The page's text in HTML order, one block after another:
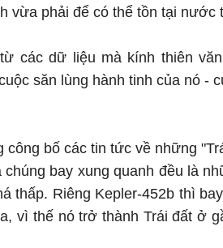
vừa phải để có thể tồn tại nước
các dữ liệu mà kính thiên
săn lùng hành tinh của nó -
công bố các tin tức về những
bay xung quanh đều là
thấp. Riêng Kepler-452b thì
vì thế nó trở thành Trái đất ở